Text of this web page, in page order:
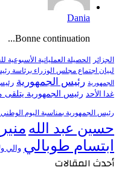
Dania
Bonne continuation...
الجزائر الحصيلة العملياتية
لبيان اجتماع مجلس الوزراء برئاسة
الجمهورية رئيس الجمهورية
غدا الأحد رئيس الجمهورية يتلقى
رئيس الجمهورية بمناسبة اليوم
حسين عبد الله
ابتسام طوبالي والي
أحدث المقالات